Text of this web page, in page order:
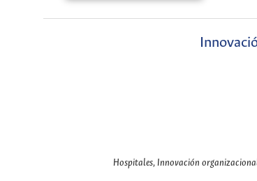
Hospitales, Innovación